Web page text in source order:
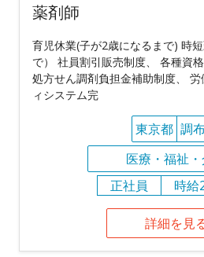
薬剤師
育児休業(子が2歳になるまで) 時
で） 社員割引販売制度、 各種資
処方せん調剤負担金補助制度、
ィシステム完
東京都 調
医療・福祉
正社員
時給
詳細を見